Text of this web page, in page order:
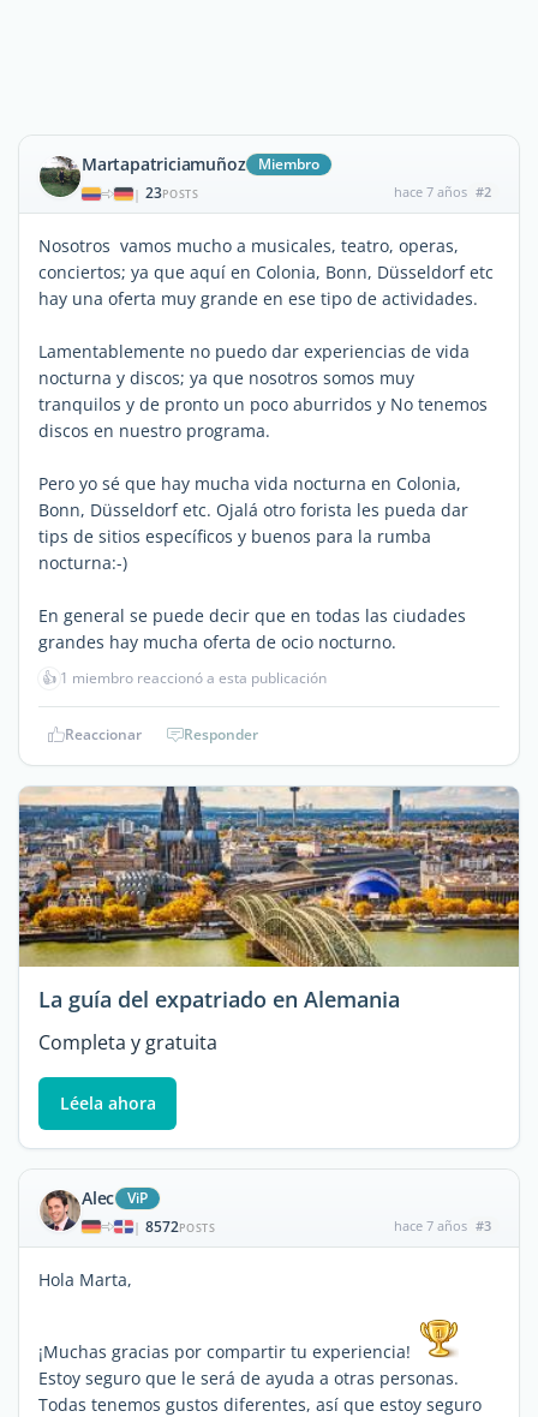
Martapatriciamuñoz Miembro
| 23POSTS hace 7 años #2
Nosotros vamos mucho a musicales, teatro, operas,
conciertos; ya que aquí en Colonia, Bonn, Düsseldorf etc
hay una oferta muy grande en ese tipo de actividades.
Lamentablemente no puedo dar experiencias de vida
nocturna y discos; ya que nosotros somos muy
tranquilos y de pronto un poco aburridos y No tenemos
discos en nuestro programa.
Pero yo sé que hay mucha vida nocturna en Colonia,
Bonn, Düsseldorf etc. Ojalá otro forista les pueda dar
tips de sitios específicos y buenos para la rumba
nocturna:-)
En general se puede decir que en todas las ciudades
grandes hay mucha oferta de ocio nocturno.
👍 1 miembro reaccionó a esta publicación
Reaccionar Responder
La guía del expatriado en Alemania
Completa y gratuita
Léela ahora
Alec ViP
| 8572POSTS hace 7 años #3
Hola Marta,
¡Muchas gracias por compartir tu experiencia!
Estoy seguro que le será de ayuda a otras personas.
Todas tenemos gustos diferentes, así que estoy seguro